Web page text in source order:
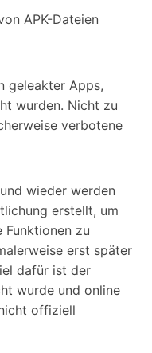
APK-Dateien
geleakter Apps,
wurden. Nicht zu
verbotene
wieder werden
erstellt, um
zu
erst später
dafür ist der
wurde und online
offiziell